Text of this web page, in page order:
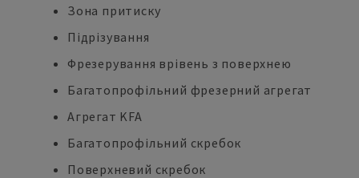
Зона притиску
Підрізування
Фрезерування врівень з поверхнею
Багатопрофільний фрезерний агрегат
Агрегат KFA
Багатопрофільний скребок
Поверхневий скребок